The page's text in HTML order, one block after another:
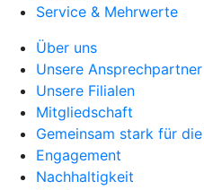
Service & Mehrwerte
Über uns
Unsere Ansprechpartner
Unsere Filialen
Mitgliedschaft
Gemeinsam stark für
Engagement
Nachhaltigkeit